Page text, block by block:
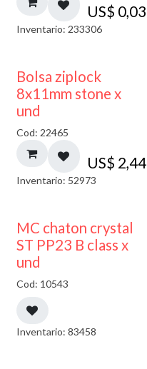
US$ 0,03
Inventario: 233306
¡NUEVO!
Bolsa ziplock
8x11mm stone x
und
Cod: 22465
US$ 2,44
Inventario: 52973
MC chaton crystal
ST PP23 B class x
und
Cod: 10543
Inventario: 83458